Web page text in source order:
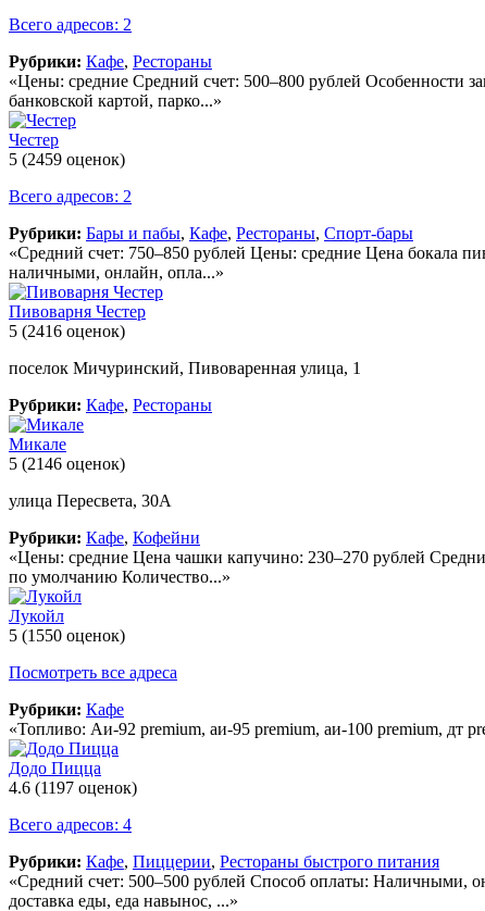
Всего адресов: 2
Рубрики: Кафе, Рестораны
«Цены: средние Средний счет: 500–800 рублей Особенности
банковской картой, парко...»
Честер
5 (2459 оценок)
Всего адресов: 2
Рубрики: Бары и пабы, Кафе, Рестораны, Спорт-бары
«Средний счет: 750–850 рублей Цены: средние Цена бокала
наличными, онлайн, опла...»
Пивоварня Честер
5 (2416 оценок)
поселок Мичуринский, Пивоваренная улица, 1
Рубрики: Кафе, Рестораны
Микале
5 (2146 оценок)
улица Пересвета, 30А
Рубрики: Кафе, Кофейни
«Цены: средние Цена чашки капучино: 230–270 рублей
по умолчанию Количество...»
Лукойл
5 (1550 оценок)
Посмотреть все адреса
Рубрики: Кафе
«Топливо: Aи-92 premium, aи-95 premium, аи-100 premium, дт
Додо Пицца
4.6 (1197 оценок)
Всего адресов: 4
Рубрики: Кафе, Пиццерии, Рестораны быстрого питания
«Средний счет: 500–500 рублей Способ оплаты: Наличными,
доставка еды, еда навынос, ...»